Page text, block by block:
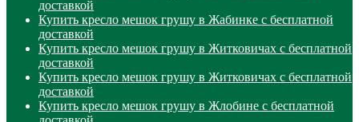
доставкой
Купить кресло мешок грушу в Жабинке с бесплатной
доставкой
Купить кресло мешок грушу в Житковичах с бесплатной
доставкой
Купить кресло мешок грушу в Житковичах с бесплатной
доставкой
Купить кресло мешок грушу в Жлобине с бесплатной